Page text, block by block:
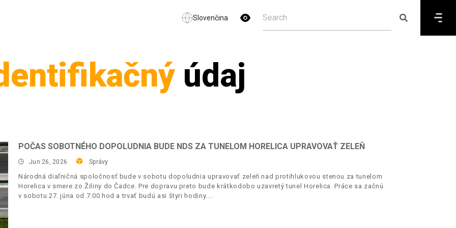
Slovenčina
údaj
POČAS SOBOTNÉHO DOPOLUDNIA BUDE NDS ZA TUNELOM HORELICA UPRAVOVAŤ ZELEŇ
Jun 26, 2026 Správy
Národná diaľničná spoločnosť bude v sobotu dopoludnia upravovať zeleň nad protihlukovou stenou za tunelom
Horelica v smere zo Žiliny do Čadce. Pre dopravu preto bude krátkodobo uzavretý tunel Horelica. Práce sa začnú
v sobotu 27. júna od 7:00 hod a trvať budú asi štyri hodiny.